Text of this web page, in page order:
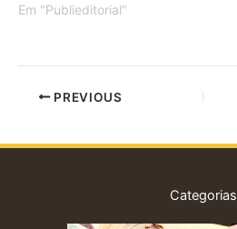
Em "Publieditorial"
PREVIOUS
Categorias